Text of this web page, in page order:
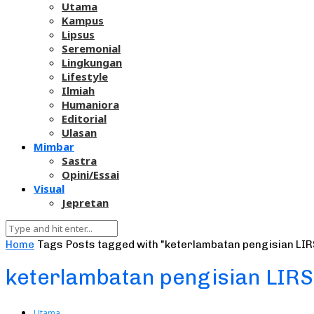
Utama
Kampus
Lipsus
Seremonial
Lingkungan
Lifestyle
Ilmiah
Humaniora
Editorial
Ulasan
Mimbar
Sastra
Opini/Essai
Visual
Jepretan
Home Tags Posts tagged with "keterlambatan pengisian
keterlambatan pengisian LIRS